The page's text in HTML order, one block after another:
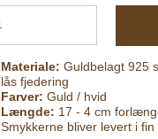
Materiale: Guldbelagt 925
lås fjedering
Farver: Guld / hvid
Længde: 17 - 4 cm
Smykkerne bliver levert i